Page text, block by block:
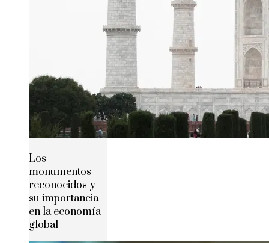
Los
monumentos
reconocidos y
su importancia
en la economía
global